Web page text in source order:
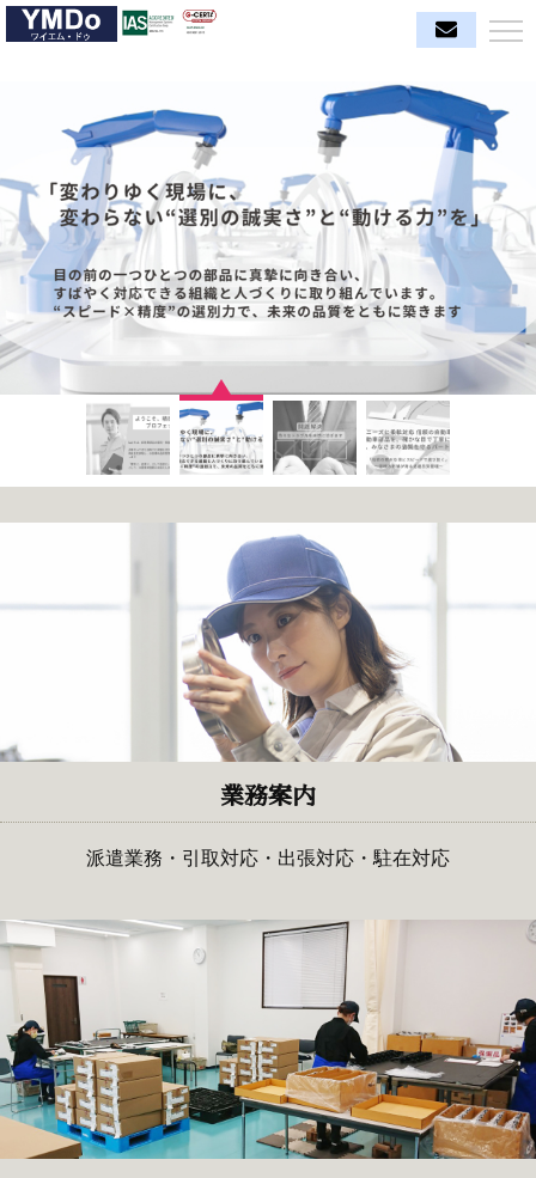
業務案内
派遣業務・引取対応・出張対応・駐在対応